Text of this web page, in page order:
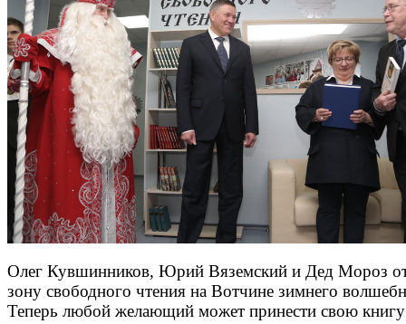
Олег Кувшинников, Юрий Вяземский и Дед Мороз
зону свободного чтения на Вотчине зимнего
Теперь любой желающий может принести свою книгу